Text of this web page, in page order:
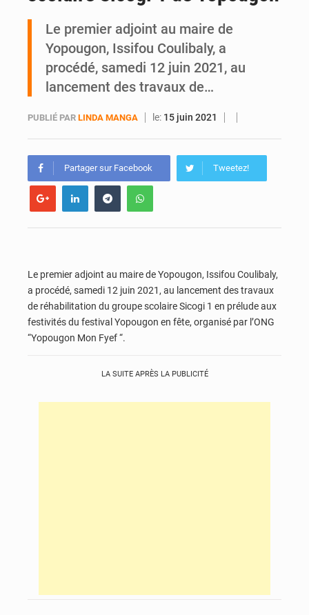
Le premier adjoint au maire de
Yopougon, Issifou Coulibaly, a
procédé, samedi 12 juin 2021, au
lancement des travaux de…
PUBLIÉ PAR LINDA MANGA le: 15 juin 2021
Partager sur Facebook Tweetez!
Le premier adjoint au maire de Yopougon, Issifou Coulibaly,
a procédé, samedi 12 juin 2021, au lancement des travaux
de réhabilitation du groupe scolaire Sicogi 1 en prélude aux
festivités du festival Yopougon en fête, organisé par l’ONG
“Yopougon Mon Fyef “.
LA SUITE APRÈS LA PUBLICITÉ